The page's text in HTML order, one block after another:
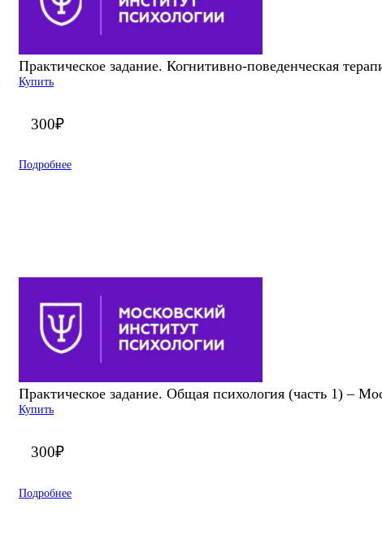
Практическое задание. Когнитивно-поведенческая
Купить
300₽
Подробнее
Практическое задание. Общая психология (часть 1) –
Купить
300₽
Подробнее